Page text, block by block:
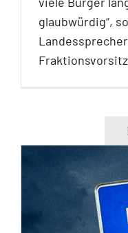
glaubwürdig“,